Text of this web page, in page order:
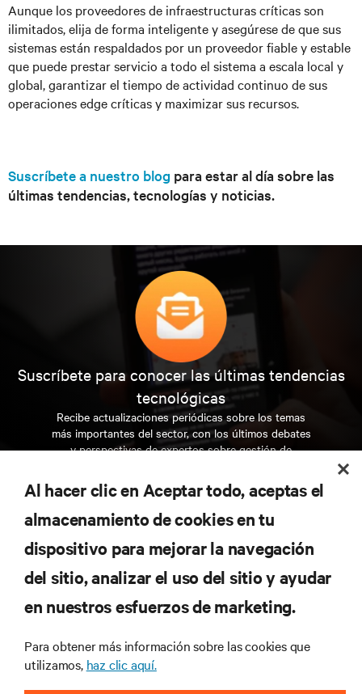
Aunque los proveedores de infraestructuras críticas son
ilimitados, elija de forma inteligente y asegúrese de que sus
sistemas están respaldados por un proveedor fiable y estable
que puede prestar servicio a todo el sistema a escala local y
global, garantizar el tiempo de actividad continuo de sus
operaciones edge críticas y maximizar sus recursos.
Suscríbete a nuestro blog para estar al día sobre las
últimas tendencias, tecnologías y noticias.
Suscríbete para conocer las últimas tendencias
tecnológicas
Recibe actualizaciones periódicas sobre los temas
más importantes del sector, con los últimos debates
y perspectivas de expertos sobre gestión de
REGÍSTRATE AHORA
SOPORTE
CORPORATIVO
Al hacer clic en Aceptar todo, aceptas el
almacenamiento de cookies en tu
dispositivo para mejorar la navegación
del sitio, analizar el uso del sitio y ayudar
en nuestros esfuerzos de marketing.
Para obtener más información sobre las cookies que
utilizamos, haz clic aquí.